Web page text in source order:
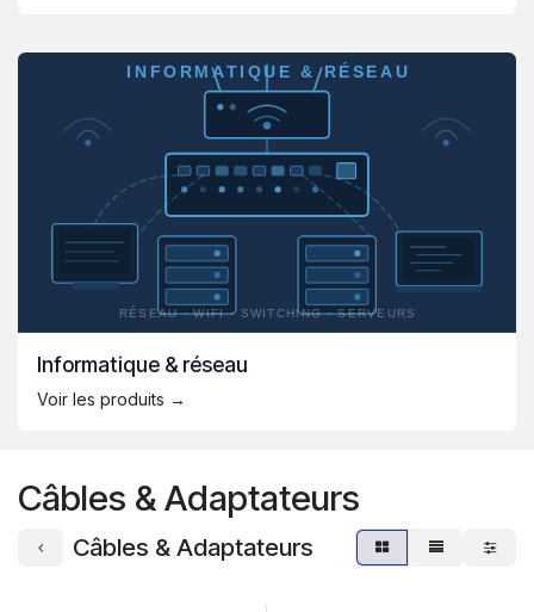
Informatique & réseau
Voir les produits →
Câbles & Adaptateurs
Câbles & Adaptateurs